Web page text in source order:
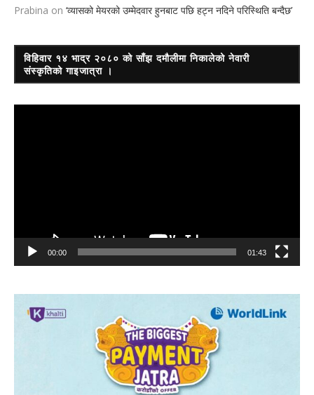
Prabina on ‘व्यासको मेयरको उम्मेदवार हुनबाट पछि हट्न नदिने परिस्थिति बन्दैछ’
विहिवार १४ भाद्र २०८० को साँझ दमौलीमा निकालेको नेवारी
संस्कृतिको गाइजात्रा ।
00:00 01:43